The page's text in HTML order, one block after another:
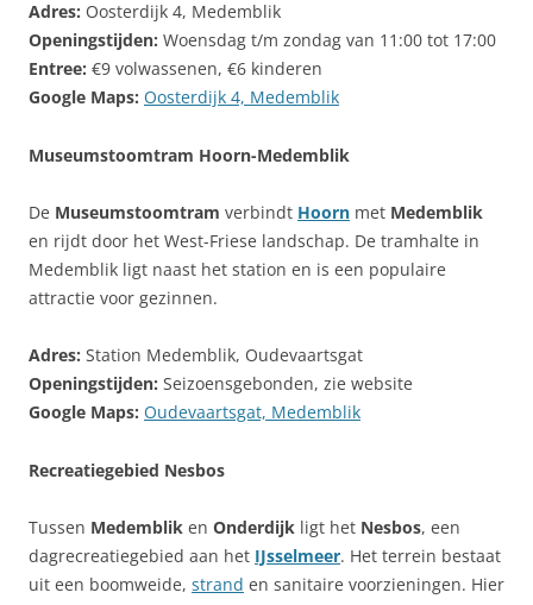
Adres: Oosterdijk 4, Medemblik
Openingstijden: Woensdag t/m zondag van 11:00 tot 17:00
Entree: €9 volwassenen, €6 kinderen
Google Maps: Oosterdijk 4, Medemblik
Museumstoomtram Hoorn-Medemblik
De Museumstoomtram verbindt Hoorn met Medemblik
en rijdt door het West-Friese landschap. De tramhalte in
Medemblik ligt naast het station en is een populaire
attractie voor gezinnen.
Adres: Station Medemblik, Oudevaartsgat
Openingstijden: Seizoensgebonden, zie website
Google Maps: Oudevaartsgat, Medemblik
Recreatiegebied Nesbos
Tussen Medemblik en Onderdijk ligt het Nesbos, een
dagrecreatiegebied aan het IJsselmeer. Het terrein bestaat
uit een boomweide, strand en sanitaire voorzieningen. Hier